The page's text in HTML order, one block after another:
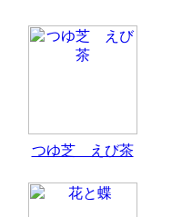
つゆ芝 えび茶